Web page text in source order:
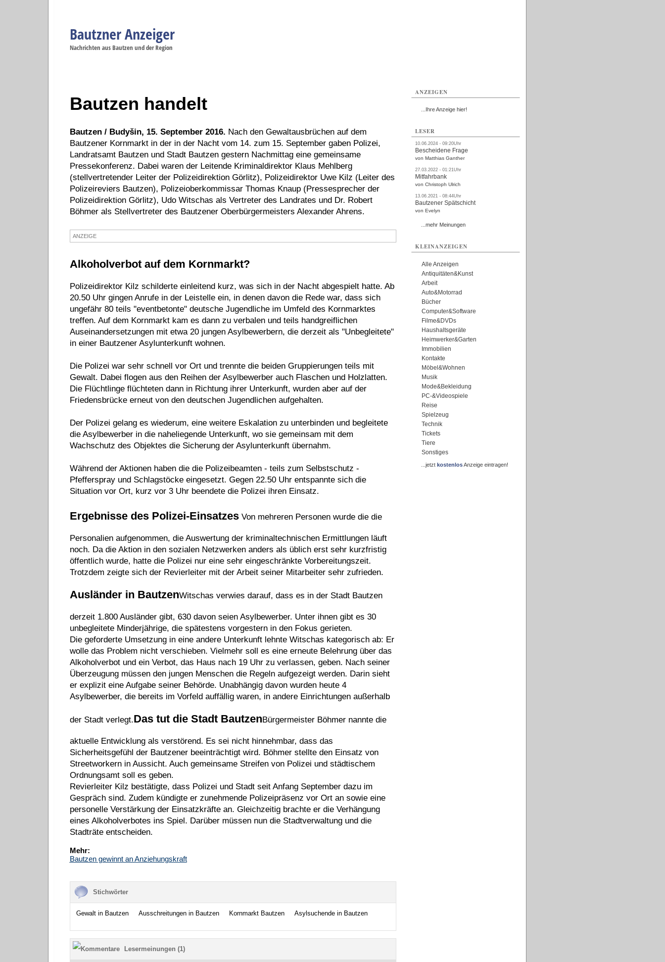
Bautzner Anzeiger
Nachrichten aus Bautzen und der Region
Bautzen handelt
Bautzen / Budyšin, 15. September 2016. Nach den Gewaltausbrüchen auf dem
Bautzener Kornmarkt in der in der Nacht vom 14. zum 15. September gaben Polizei,
Landratsamt Bautzen und Stadt Bautzen gestern Nachmittag eine gemeinsame
Pressekonferenz. Dabei waren der Leitende Kriminaldirektor Klaus Mehlberg
(stellvertretender Leiter der Polizeidirektion Görlitz), Polizeidirektor Uwe Kilz (Leiter des
Polizeireviers Bautzen), Polizeioberkommissar Thomas Knaup (Pressesprecher der
Polizeidirektion Görlitz), Udo Witschas als Vertreter des Landrates und Dr. Robert
Böhmer als Stellvertreter des Bautzener Oberbürgermeisters Alexander Ahrens.
ANZEIGE
Alkoholverbot auf dem Kornmarkt?
Polizeidirektor Kilz schilderte einleitend kurz, was sich in der Nacht abgespielt hatte. Ab
20.50 Uhr gingen Anrufe in der Leistelle ein, in denen davon die Rede war, dass sich
ungefähr 80 teils "eventbetonte" deutsche Jugendliche im Umfeld des Kornmarktes
treffen. Auf dem Kornmarkt kam es dann zu verbalen und teils handgreiflichen
Auseinandersetzungen mit etwa 20 jungen Asylbewerbern, die derzeit als "Unbegleitete"
in einer Bautzener Asylunterkunft wohnen.
Die Polizei war sehr schnell vor Ort und trennte die beiden Gruppierungen teils mit
Gewalt. Dabei flogen aus den Reihen der Asylbewerber auch Flaschen und Holzlatten.
Die Flüchtlinge flüchteten dann in Richtung ihrer Unterkunft, wurden aber auf der
Friedensbrücke erneut von den deutschen Jugendlichen aufgehalten.
Der Polizei gelang es wiederum, eine weitere Eskalation zu unterbinden und begleitete
die Asylbewerber in die naheliegende Unterkunft, wo sie gemeinsam mit dem
Wachschutz des Objektes die Sicherung der Asylunterkunft übernahm.
Während der Aktionen haben die die Polizeibeamten - teils zum Selbstschutz -
Pfefferspray und Schlagstöcke eingesetzt. Gegen 22.50 Uhr entspannte sich die
Situation vor Ort, kurz vor 3 Uhr beendete die Polizei ihren Einsatz.
Ergebnisse des Polizei-EinsatzesVon mehreren Personen wurde die die
Personalien aufgenommen, die Auswertung der kriminaltechnischen Ermittlungen läuft
noch. Da die Aktion in den sozialen Netzwerken anders als üblich erst sehr kurzfristig
öffentlich wurde, hatte die Polizei nur eine sehr eingeschränkte Vorbereitungszeit.
Trotzdem zeigte sich der Revierleiter mit der Arbeit seiner Mitarbeiter sehr zufrieden.
Ausländer in BautzenWitschas verwies darauf, dass es in der Stadt Bautzen
derzeit 1.800 Ausländer gibt, 630 davon seien Asylbewerber. Unter ihnen gibt es 30
unbegleitete Minderjährige, die spätestens vorgestern in den Fokus gerieten.
Die geforderte Umsetzung in eine andere Unterkunft lehnte Witschas kategorisch ab: Er
wolle das Problem nicht verschieben. Vielmehr soll es eine erneute Belehrung über das
Alkoholverbot und ein Verbot, das Haus nach 19 Uhr zu verlassen, geben. Nach seiner
Überzeugung müssen den jungen Menschen die Regeln aufgezeigt werden. Darin sieht
er explizit eine Aufgabe seiner Behörde. Unabhängig davon wurden heute 4
Asylbewerber, die bereits im Vorfeld auffällig waren, in andere Einrichtungen außerhalb
der Stadt verlegt.Das tut die Stadt BautzenBürgermeister Böhmer nannte die
aktuelle Entwicklung als verstörend. Es sei nicht hinnehmbar, dass das
Sicherheitsgefühl der Bautzener beeinträchtigt wird. Böhmer stellte den Einsatz von
Streetworkern in Aussicht. Auch gemeinsame Streifen von Polizei und städtischem
Ordnungsamt soll es geben.
Revierleiter Kilz bestätigte, dass Polizei und Stadt seit Anfang September dazu im
Gespräch sind. Zudem kündigte er zunehmende Polizeipräsenz vor Ort an sowie eine
personelle Verstärkung der Einsatzkräfte an. Gleichzeitig brachte er die Verhängung
eines Alkoholverbotes ins Spiel. Darüber müssen nun die Stadtverwaltung und die
Stadträte entscheiden.
Mehr:
Bautzen gewinnt an Anziehungskraft
Stichwörter
Gewalt in Bautzen Ausschreitungen in Bautzen Kornmarkt Bautzen Asylsuchende in Bautzen
Lesermeinungen (1)
ANZEIGEN
...Ihre Anzeige hier!
LESER
10.06.2024 - 09:20Uhr
Bescheidene Frage
von Matthias Ganther
27.03.2022 - 01:21Uhr
Mitfahrbank
von Christoph Ulrich
13.06.2021 - 08:44Uhr
Bautzener Spätschicht
von Evelyn
...mehr Meinungen
KLEINANZEIGEN
Alle Anzeigen
Antiquitäten&Kunst
Arbeit
Auto&Motorrad
Bücher
Computer&Software
Filme&DVDs
Haushaltsgeräte
Heimwerker&Garten
Immobilien
Kontakte
Möbel&Wohnen
Musik
Mode&Bekleidung
PC-&Videospiele
Reise
Spielzeug
Technik
Tickets
Tiere
Sonstiges
...jetzt kostenlosAnzeige eintragen!